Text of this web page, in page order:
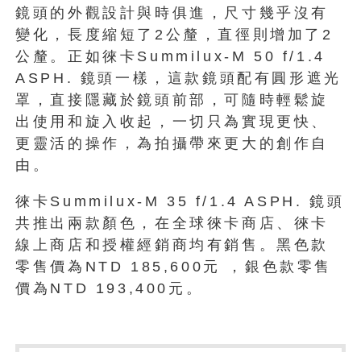
鏡頭的外觀設計與時俱進，尺寸幾乎沒有
變化，長度縮短了2公釐，直徑則增加了2
公釐。正如徠卡Summilux-M 50 f/1.4
ASPH. 鏡頭一樣，這款鏡頭配有圓形遮光
罩，直接隱藏於鏡頭前部，可隨時輕鬆旋
出使用和旋入收起，一切只為實現更快、
更靈活的操作，為拍攝帶來更大的創作自
由。
徠卡Summilux-M 35 f/1.4 ASPH. 鏡頭
共推出兩款顏色，在全球徠卡商店、徠卡
線上商店和授權經銷商均有銷售。黑色款
零售價為NTD 185,600元 ，銀色款零售
價為NTD 193,400元。